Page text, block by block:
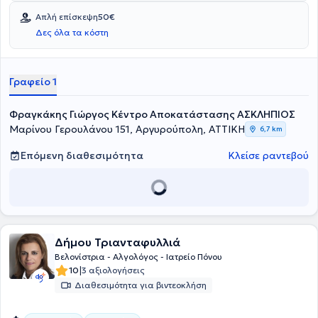
εξωτερικό. Αρθρογραφεί σε επιστημονικά περιοδικά και
ιστοσελίδες, ενώ το βιογραφικό της συμπεριλαμβάνεται στην διεθνή
συνεντεύξεις σε τηλεοπτικές και ραδιοφωνικές εκπομπές με θέμα
Απλή επίσκεψη50€
Δες όλα τα κόστη
Γραφείο 1
Φραγκάκης Γιώργος Κέντρο Αποκατάστασης ΑΣΚΛΗΠΙΟΣ
Μαρίνου Γερουλάνου 151, Αργυρούπολη, ΑΤΤΙΚΗ
6,7 km
Επόμενη διαθεσιμότητα Κλείσε ραντεβού
Δήμου Τριανταφυλλιά
Βελονίστρια - Αλγολόγος - Ιατρείο Πόνου
10|3 αξιολογήσεις
Διαθεσιμότητα για βιντεοκλήση